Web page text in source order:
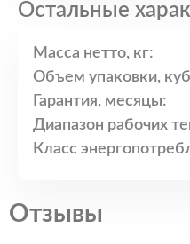
Остальные
Масса нетто, кг:
Объем упаковки,
Гарантия, месяцы:
Диапазон рабочих
Класс
Отзывы